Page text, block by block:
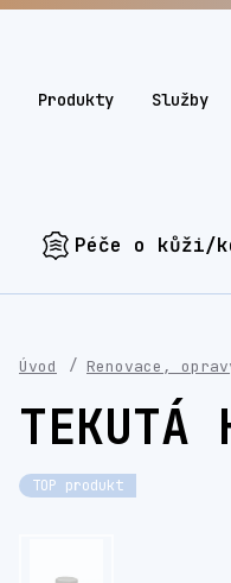
Produkty Služby
Péče o kůži/
Úvod Renovace,
TEKUTÁ
TOP produkt